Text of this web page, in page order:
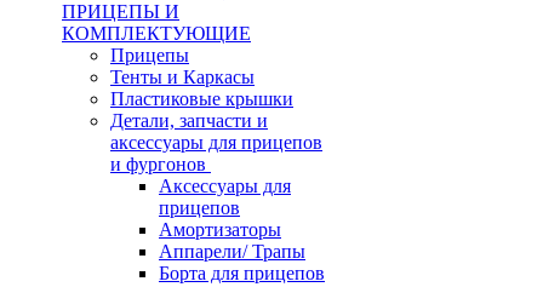
ПРИЦЕПЫ И
КОМПЛЕКТУЮЩИЕ
Прицепы
Тенты и Каркасы
Пластиковые крышки
Детали, запчасти и
аксессуары для прицепов
и фургонов
Аксессуары для
прицепов
Амортизаторы
Аппарели/ Трапы
Борта для прицепов